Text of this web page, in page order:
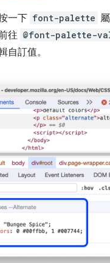
一下 font-palette
往 @font-palette-
自訂值。